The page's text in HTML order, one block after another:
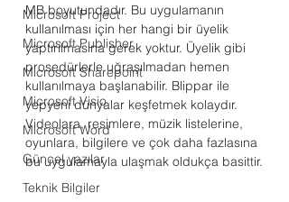
Microsoft Project
Microsoft Publisher
Microsoft Sharepoint
Microsoft Visio
Microsoft Word
Güncel yazılar
Teknik Bilgiler
MB boyutundadır. Bu uygulamanın
kullanılması için her hangi bir üyelik
yaptırılmasına gerek yoktur. Üyelik gibi
prosedürlerle uğraşılmadan hemen
kullanılmaya başlanabilir. Blippar ile
yepyeni dünyalar keşfetmek kolaydır.
Videolara, resimlere, müzik listelerine,
oyunlara, bilgilere ve çok daha fazlasına
bu uygulamayla ulaşmak oldukça basittir.